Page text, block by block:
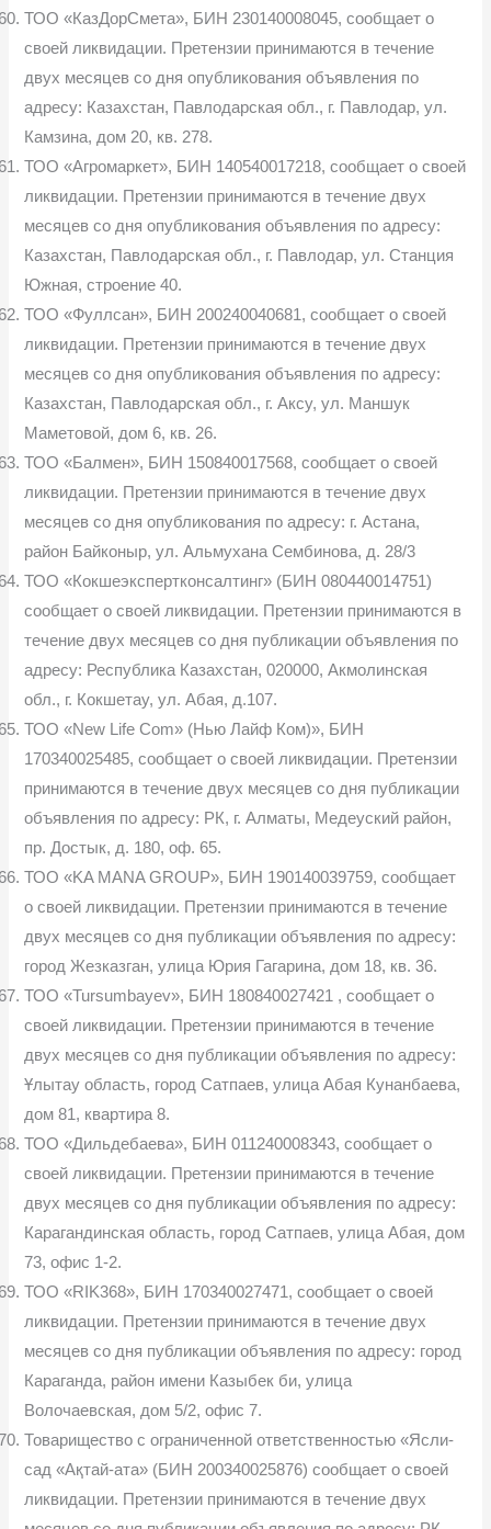
ТОО «КазДорСмета», БИН 230140008045, сообщает о
своей ликвидации. Претензии принимаются в течение
двух месяцев со дня опубликования объявления по
адресу: Казахстан, Павлодарская обл., г. Павлодар, ул.
Камзина, дом 20, кв. 278.
ТОО «Агромаркет», БИН 140540017218, сообщает о своей
ликвидации. Претензии принимаются в течение двух
месяцев со дня опубликования объявления по адресу:
Казахстан, Павлодарская обл., г. Павлодар, ул. Станция
Южная, строение 40.
ТОО «Фуллсан», БИН 200240040681, сообщает о своей
ликвидации. Претензии принимаются в течение двух
месяцев со дня опубликования объявления по адресу:
Казахстан, Павлодарская обл., г. Аксу, ул. Маншук
Маметовой, дом 6, кв. 26.
ТОО «Балмен», БИН 150840017568, сообщает о своей
ликвидации. Претензии принимаются в течение двух
месяцев со дня опубликования по адресу: г. Астана,
район Байконыр, ул. Альмухана Сембинова, д. 28/3
ТОО «Кокшеэкспертконсалтинг» (БИН 080440014751)
сообщает о своей ликвидации. Претензии принимаются в
течение двух месяцев со дня публикации объявления по
адресу: Республика Казахстан, 020000, Акмолинская
обл., г. Кокшетау, ул. Абая, д.107.
ТОО «New Life Com» (Нью Лайф Ком)», БИН
170340025485, сообщает о своей ликвидации. Претензии
принимаются в течение двух месяцев со дня публикации
объявления по адресу: РК, г. Алматы, Медеуский район,
пр. Достык, д. 180, оф. 65.
ТОО «KA MANA GROUP», БИН 190140039759, сообщает
о своей ликвидации. Претензии принимаются в течение
двух месяцев со дня публикации объявления по адресу:
город Жезказган, улица Юрия Гагарина, дом 18, кв. 36.
ТОО «Tursumbayev», БИН 180840027421 , сообщает о
своей ликвидации. Претензии принимаются в течение
двух месяцев со дня публикации объявления по адресу:
Ұлытау область, город Сатпаев, улица Абая Кунанбаева,
дом 81, квартира 8.
ТОО «Дильдебаева», БИН 011240008343, сообщает о
своей ликвидации. Претензии принимаются в течение
двух месяцев со дня публикации объявления по адресу:
Карагандинская область, город Сатпаев, улица Абая, дом
73, офис 1-2.
ТОО «RIK368», БИН 170340027471, сообщает о своей
ликвидации. Претензии принимаются в течение двух
месяцев со дня публикации объявления по адресу: город
Караганда, район имени Казыбек би, улица
Волочаевская, дом 5/2, офис 7.
Товарищество с ограниченной ответственностью «Ясли-
сад «Ақтай-ата» (БИН 200340025876) сообщает о своей
ликвидации. Претензии принимаются в течение двух